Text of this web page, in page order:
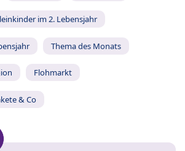
im 2. Lebensjahr
Thema des Monats
Flohmarkt
& Co